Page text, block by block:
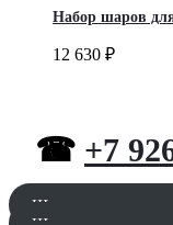
Набор шаров
12 630 ₽
☎ +7
Шары для мальчика